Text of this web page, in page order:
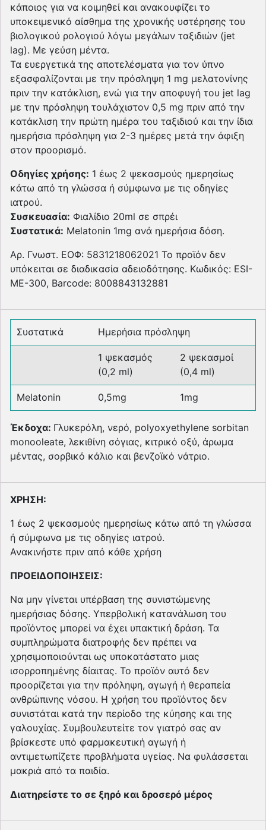
κάποιος για να κοιμηθεί και ανακουφίζει το
υποκειμενικό αίσθημα της χρονικής υστέρησης του
βιολογικού ρολογιού λόγω μεγάλων ταξιδιών (jet
lag). Με γεύση μέντα.
Τα ευεργετικά της αποτελέσματα για τον ύπνο
εξασφαλίζονται με την πρόσληψη 1 mg μελατονίνης
πριν την κατάκλιση, ενώ για την αποφυγή τoυ jet lag
με την πρόσληψη τουλάχιστον 0,5 mg πριν από την
κατάκλιση την πρώτη ημέρα του ταξιδιού και την ίδια
ημερήσια πρόσληψη για 2-3 ημέρες μετά την άφιξη
στον προορισμό.
Οδηγίες χρήσης: 1 έως 2 ψεκασμούς ημερησίως
κάτω από τη γλώσσα ή σύμφωνα με τις οδηγίες
ιατρού.
Συσκευασία: Φιαλίδιο 20ml σε σπρέι
Συστατικά: Melatonin 1mg ανά ημερήσια δόση.
Αρ. Γνωστ. ΕΟΦ: 5831218062021 Το προϊόν δεν
υπόκειται σε διαδικασία αδειοδότησης. Κωδικός: ESI-
ME-300, Βarcode: 8008843132881
Συστατικά Ημερήσια πρόσληψη
1 ψεκασμός
(0,2 ml)
2 ψεκασμοί
(0,4 ml)
Melatonin 0,5mg 1mg
Έκδοχα: Γλυκερόλη, νερό, polyoxyethylene sorbitan
monooleate, λεκιθίνη σόγιας, κιτρικό οξύ, άρωμα
μέντας, σορβικό κάλιο και βενζοϊκό νάτριο.
ΧΡΗΣΗ:
1 έως 2 ψεκασμούς ημερησίως κάτω από τη γλώσσα
ή σύμφωνα με τις οδηγίες ιατρού.
Ανακινήστε πριν από κάθε χρήση
ΠΡΟΕΙΔΟΠΟΙΗΣΕΙΣ:
Να μην γίνεται υπέρβαση της συνιστώμενης
ημερήσιας δόσης. Υπερβολική κατανάλωση του
προϊόντος μπορεί να έχει υπακτική δράση. Τα
συμπληρώματα διατροφής δεν πρέπει να
χρησιμοποιούνται ως υποκατάστατο μιας
ισορροπημένης δίαιτας. Το προϊόν αυτό δεν
προορίζεται για την πρόληψη, αγωγή ή θεραπεία
ανθρώπινης νόσου. Η χρήση του προϊόντος δεν
συνιστάται κατά την περίοδο της κύησης και της
γαλουχίας. Συμβουλευτείτε τον γιατρό σας αν
βρίσκεστε υπό φαρμακευτική αγωγή ή
αντιμετωπίζετε προβλήματα υγείας. Να φυλάσσεται
μακριά από τα παιδία.
Διατηρείστε το σε ξηρό και δροσερό μέρος